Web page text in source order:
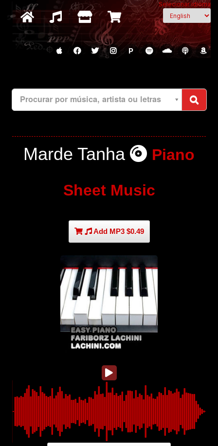
Selecionar idioma
P
Procurar por música, artista ou letras
Marde Tanha Piano
Sheet Music
Add MP3 $0.49